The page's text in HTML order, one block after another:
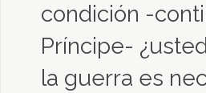
condición -
Príncipe-
la guerra es